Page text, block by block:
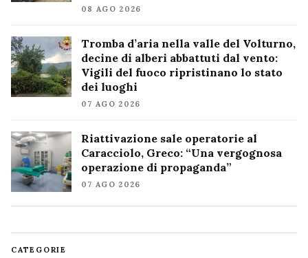
08 AGO 2026
Tromba d’aria nella valle del Volturno,
decine di alberi abbattuti dal vento:
Vigili del fuoco ripristinano lo stato
dei luoghi
07 AGO 2026
Riattivazione sale operatorie al
Caracciolo, Greco: “Una vergognosa
operazione di propaganda”
07 AGO 2026
CATEGORIE